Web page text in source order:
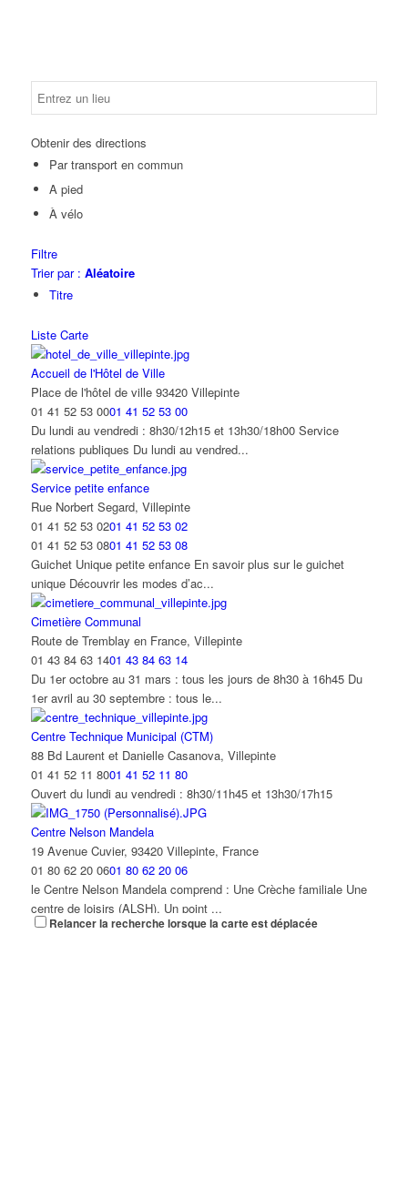
Obtenir des directions
Par transport en commun
A pied
À vélo
Filtre
Trier par : Aléatoire
Titre
Liste Carte
Accueil de l'Hôtel de Ville
Place de l'hôtel de ville 93420 Villepinte
01 41 52 53 0001 41 52 53 00
Du lundi au vendredi : 8h30/12h15 et 13h30/18h00 Service
relations publiques Du lundi au vendred...
Service petite enfance
Rue Norbert Segard, Villepinte
01 41 52 53 0201 41 52 53 02
01 41 52 53 0801 41 52 53 08
Guichet Unique petite enfance En savoir plus sur le guichet
unique Découvrir les modes d’ac...
Cimetière Communal
Route de Tremblay en France, Villepinte
01 43 84 63 1401 43 84 63 14
Du 1er octobre au 31 mars : tous les jours de 8h30 à 16h45 Du
1er avril au 30 septembre : tous le...
Centre Technique Municipal (CTM)
88 Bd Laurent et Danielle Casanova, Villepinte
01 41 52 11 8001 41 52 11 80
Ouvert du lundi au vendredi : 8h30/11h45 et 13h30/17h15
Centre Nelson Mandela
19 Avenue Cuvier, 93420 Villepinte, France
01 80 62 20 0601 80 62 20 06
le Centre Nelson Mandela comprend : Une Crèche familiale Une
centre de loisirs (ALSH), Un point ...
Relancer la recherche lorsque la carte est déplacée